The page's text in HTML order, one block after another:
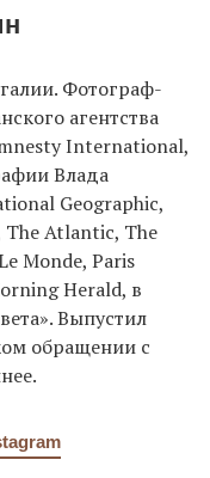
Фотограф-
агентства
International,
Влада
Geographic,
Atlantic, The
Monde, Paris
Herald, в
Выпустил
обращении с